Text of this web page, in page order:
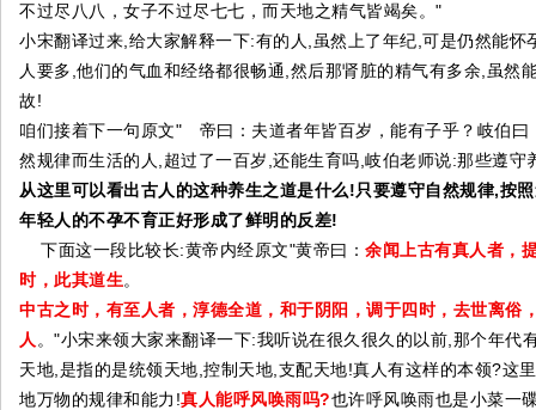
不过尽八八，女子不过尽七七，而天地之精气皆竭矣。"
小宋翻译过来,给大家解释一下:有的人,虽然上了年纪,可是仍然能
人要多,他们的气血和经络都很畅通,然后那肾脏的精气有多余,虽
故!
咱们接着下一句原文" 帝曰：夫道者年皆百岁，能有子乎？岐伯
然规律而生活的人,超过了一百岁,还能生育吗,岐伯老师说:那些遵
从这里可以看出古人的这种养生之道是什么!只要遵守自然规律,按
年轻人的不孕不育正好形成了鲜明的反差!
下面这一段比较长:黄帝内经原文"黄帝曰： 余闻上古有真人者，
时，此其道生。
中古之时，有至人者，淳德全道，和于阴阳，调于四时，去世离
人 。"小宋来领大家来翻译一下:我听说在很久很久的以前,那个年
天地,是指的是统领天地,控制天地,支配天地!真人有这样的本领?这
地万物的规律和能力!真人能呼风唤雨吗?也许呼风唤雨也是小菜一